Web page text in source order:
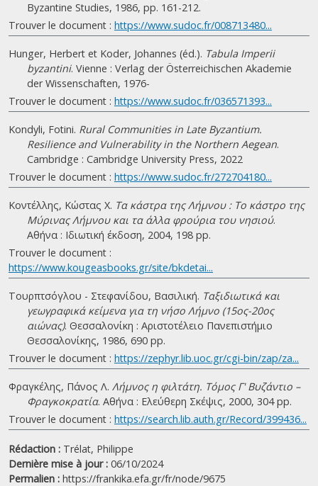
Byzantine Studies, 1986, pp. 161-212.
Trouver le document : https://www.sudoc.fr/008713480...
Hunger, Herbert et Koder, Johannes (éd.). Tabula Imperii
byzantini. Vienne : Verlag der Österreichischen Akademie
der Wissenschaften, 1976-
Trouver le document : https://www.sudoc.fr/036571393...
Kondyli, Fotini. Rural Communities in Late Byzantium.
Resilience and Vulnerability in the Northern Aegean.
Cambridge : Cambridge University Press, 2022
Trouver le document : https://www.sudoc.fr/272704180...
Κοντέλλης, Κώστας Χ. Τα κάστρα της Λήμνου : Το κάστρο της
Μύρινας Λήμνου και τα άλλα φρούρια του νησιού.
Αθήνα : Ιδιωτική έκδοση, 2004, 198 pp.
Trouver le document :
https://www.kougeasbooks.gr/site/bkdetai...
Τουρπτσόγλου - Στεφανίδου, Βασιλική. Ταξιδιωτικά και
γεωγραφικά κείμενα για τη νήσο Λήμνο (15ος-20ος
αιώνας). Θεσσαλονίκη : Αριστοτέλειο Πανεπιστήμιο
Θεσσαλονίκης, 1986, 690 pp.
Trouver le document : https://zephyr.lib.uoc.gr/cgi-bin/zap/za...
Φραγκέλης, Πάνος Λ. Λήμνος η φιλτάτη. Τόμος Γ' Βυζάντιο –
Φραγκοκρατία. Αθήνα : Ελεύθερη Σκέψις, 2000, 304 pp.
Trouver le document : https://search.lib.auth.gr/Record/399436...
Rédaction : Trélat, Philippe
Dernière mise à jour : 06/10/2024
Permalien : https://frankika.efa.gr/fr/node/9675